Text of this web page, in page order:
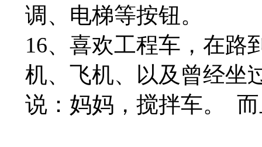
调、电梯等按钮。
16、喜欢工程车，在路
机、飞机、以及曾经坐
说：妈妈，搅拌车。